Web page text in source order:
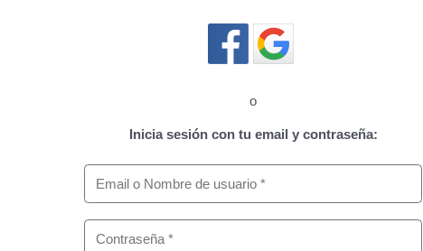
Cerrar sesión
o
Inicia sesión con tu email y contraseña: